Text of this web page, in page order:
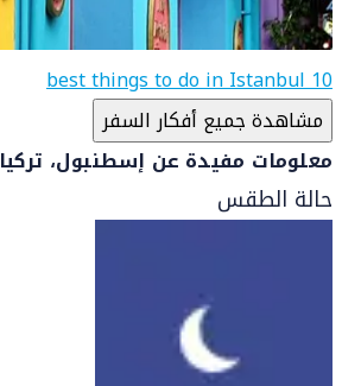
10 best things to do in Istanbul
مشاهدة جميع أفكار السفر
معلومات مفيدة عن إسطنبول، تركيا
حالة الطقس